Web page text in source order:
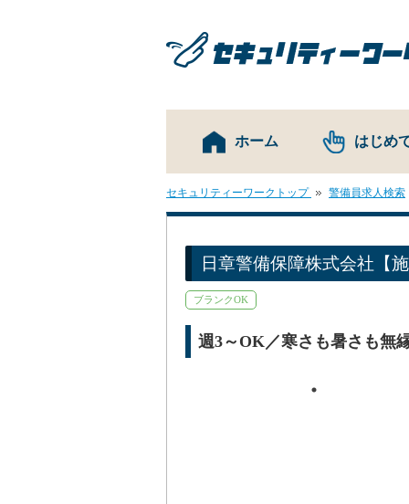
ホーム はじめ
セキュリティーワークトップ 警備員求人検索
日章警備保障株式会社【
ブランクOK
週3～OK／寒さも暑さも無